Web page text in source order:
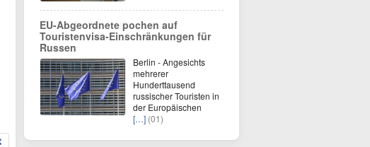
EU-Abgeordnete pochen auf
Touristenvisa-Einschränkungen für
Russen
Berlin - Angesichts
mehrerer
Hunderttausend
russischer Touristen in
der Europäischen
[…] (01)